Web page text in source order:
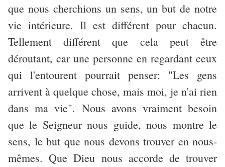
que nous cherchions un sens, un but de notre
vie intérieure. Il est différent pour chacun.
Tellement différent que cela peut être
déroutant, car une personne en regardant ceux
qui l'entourent pourrait penser: "Les gens
arrivent à quelque chose, mais moi, je n'ai rien
dans ma vie". Nous avons vraiment besoin
que le Seigneur nous guide, nous montre le
sens, le but que nous devons trouver en nous-
mêmes. Que Dieu nous accorde de trouver